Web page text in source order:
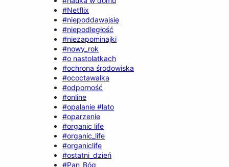
#Netflix
#niepoddawajsię
#niepodległość
#niezapominajki
#nowy_rok
#o nastolatkach
#ochrona środowiska
#ococtawalka
#odporność
#online
#opalanie #lato
#oparzenie
#organic life
#organic_life
#organiclife
#ostatni_dzień
#Pan_Bóg